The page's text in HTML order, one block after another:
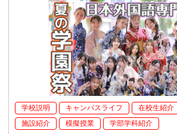
学校説明 キャンパスライフ 在校生紹介
施設紹介
模擬授業 学部学科紹介